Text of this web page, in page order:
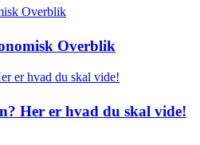
Overblik
Her er hvad du skal vide!